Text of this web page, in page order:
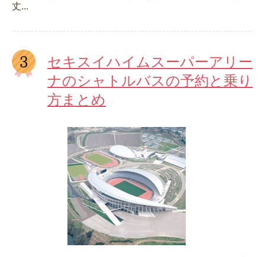
丈...
セキスイハイムスーパーアリー
ナのシャトルバスの予約と乗り
方まとめ